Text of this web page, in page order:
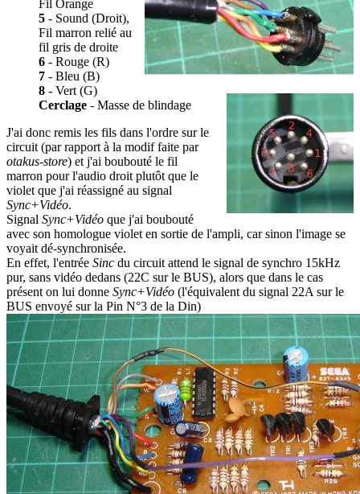
Fil Orange
5 - Sound (Droit),
Fil marron relié au
fil gris de droite
6 - Rouge (R)
7 - Bleu (B)
8 - Vert (G)
Cerclage - Masse de blindage
J'ai donc remis les fils dans l'ordre sur le
circuit (par rapport à la modif faite par
otakus-store) et j'ai boubouté le fil
marron pour l'audio droit plutôt que le
violet que j'ai réassigné au signal
Sync+Vidéo.
Signal Sync+Vidéo que j'ai boubouté
avec son homologue violet en sortie de l'ampli, car sinon l'image se
voyait dé-synchronisée.
En effet, l'entrée Sinc du circuit attend le signal de synchro 15kHz
pur, sans vidéo dedans (22C sur le BUS), alors que dans le cas
présent on lui donne Sync+Vidéo (l'équivalent du signal 22A sur le
BUS envoyé sur la Pin N°3 de la Din)